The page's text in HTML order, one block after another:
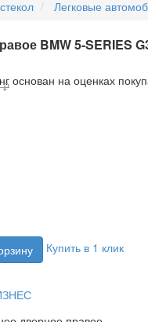
Легковые
BMW 5-SERIES
основан на оценках
₽
Купить в 1 клик